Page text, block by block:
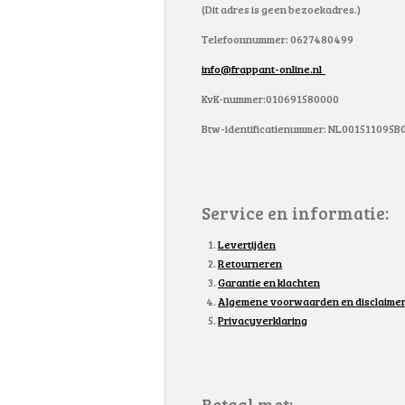
(Dit adres is geen bezoekadres.)
Telefoonnummer: 0627480499
info@frappant-online.nl
KvK-nummer:010691580000
Btw-identificatienummer:
Service en informatie:
Levertijden
Retourneren
Garantie en klachten
Algemene voorwaarden en disclaimer
Privacyverklaring